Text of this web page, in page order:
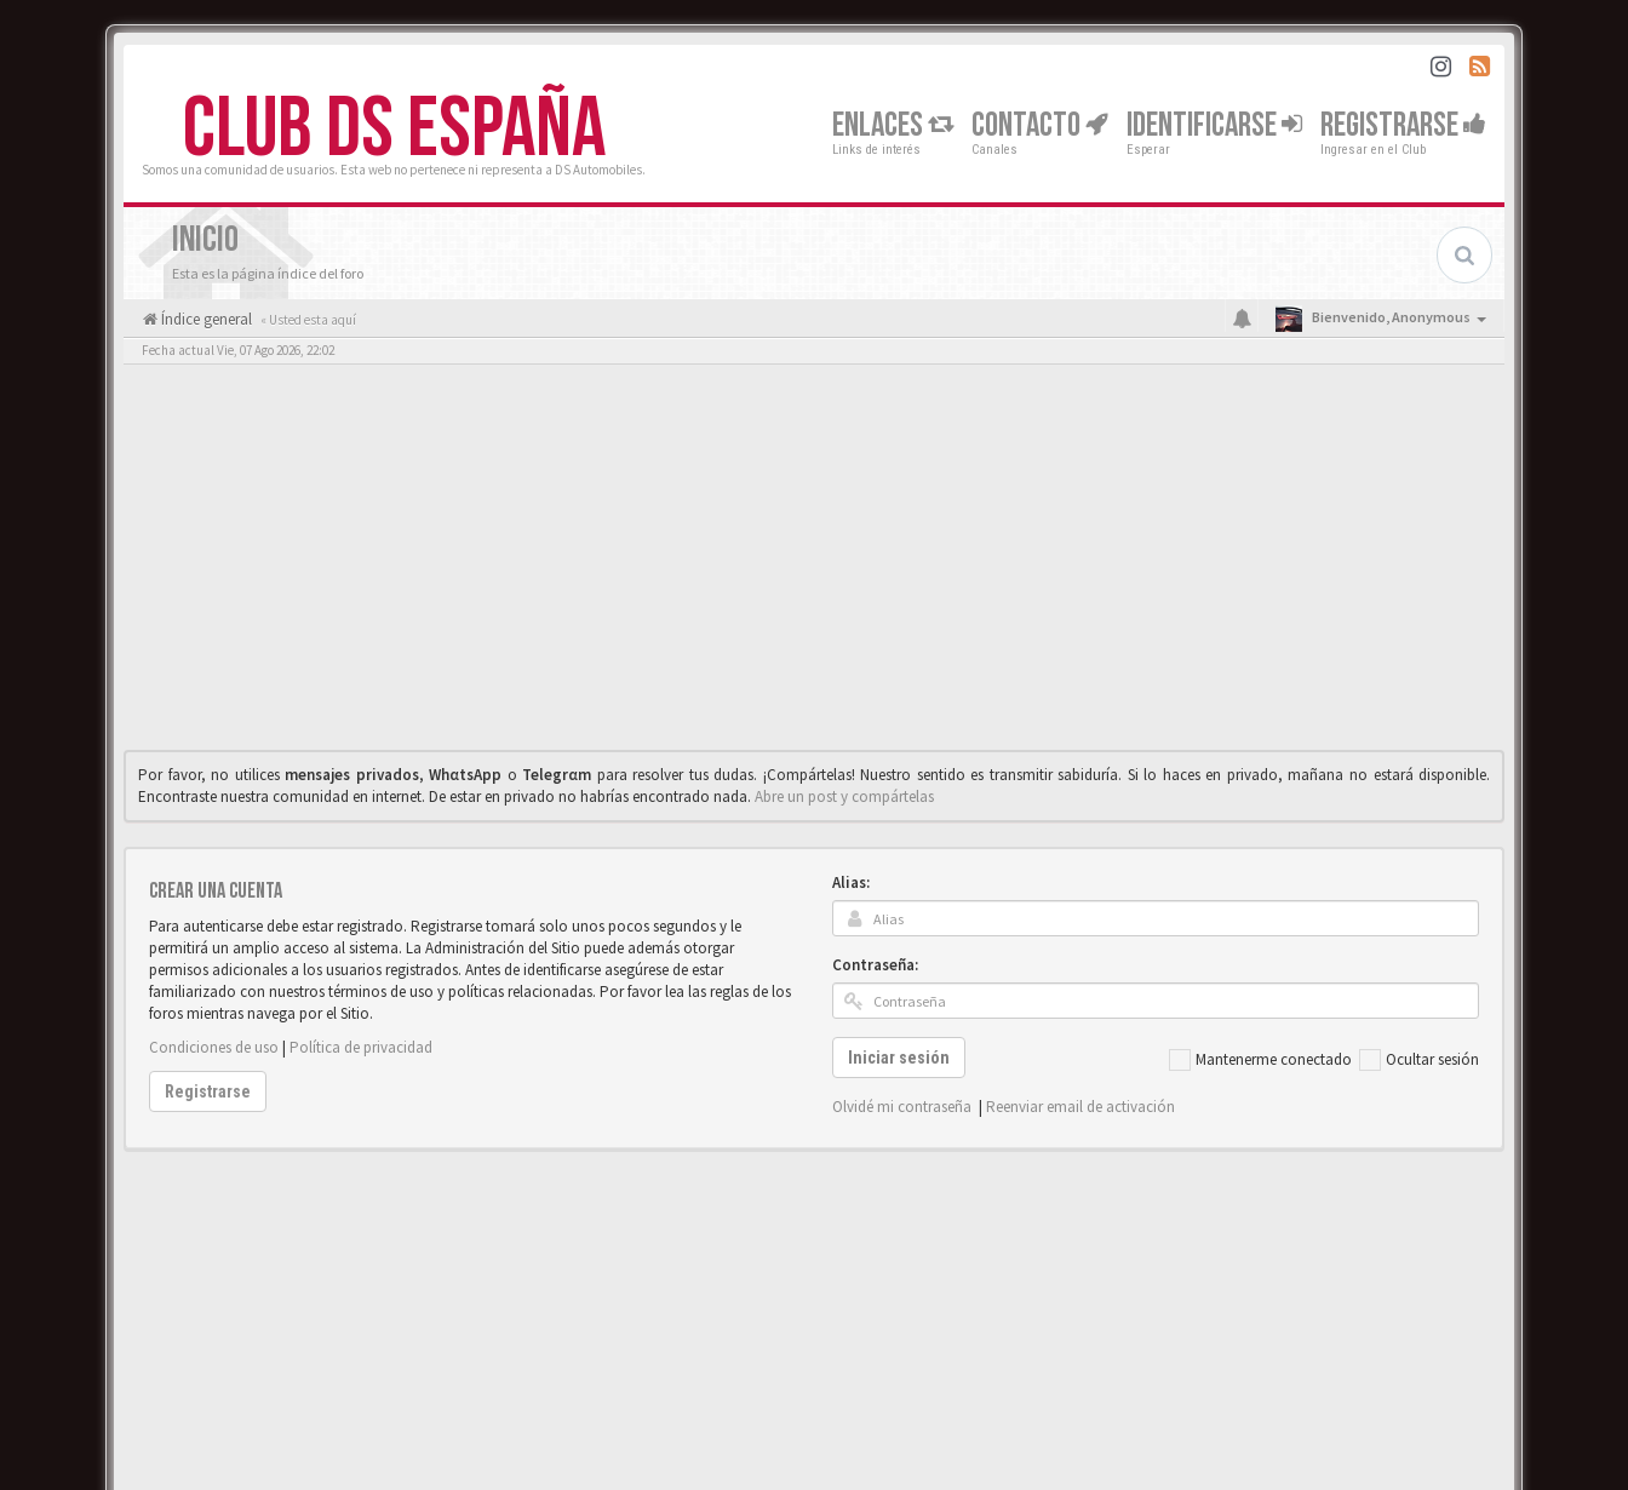
CLUB DS ESPAÑA
Somos una comunidad de usuarios. Esta web no pertenece ni representa a DS Automobiles.
ENLACES
Links de interés
CONTACTO
Canales
IDENTIFICARSE
Esperar
REGISTRARSE
Ingresar en el Club
INICIO
Esta es la página índice del foro
Índice general « Usted esta aquí Bienvenido,Anonymous
Fecha actual Vie, 07 Ago 2026, 22:02
Por favor, no utilices mensajes privados,WhαtsApp o Telegrαm para resolver tus dudas. ¡Compártelas! Nuestro sentido es transmitir sabiduría. Si lo haces en privado, mañana no estará disponible.
Encontraste nuestra comunidad en internet. De estar en privado no habrías encontrado nada. Abre un post y compártelas
Crear una cuenta
Para autenticarse debe estar registrado. Registrarse tomará solo unos pocos segundos y le
permitirá un amplio acceso al sistema. La Administración del Sitio puede además otorgar
permisos adicionales a los usuarios registrados. Antes de identificarse asegúrese de estar
familiarizado con nuestros términos de uso y políticas relacionadas. Por favor lea las reglas de los
foros mientras navega por el Sitio.
Condiciones de uso | Política de privacidad
Registrarse
Alias:
Contraseña:
Mantenerme conectado Ocultar sesión
Iniciar sesión
Olvidé mi contraseña | Reenviar email de activación